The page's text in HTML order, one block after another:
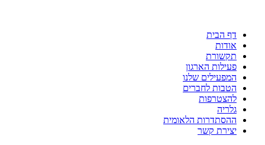
דף הבית
אודות
תקשורת
פעילות הארגון
המפעילים שלנו
הטבות לחברים
להצטרפות
גלריה
ההסתדרות הלאומית
יצירת קשר